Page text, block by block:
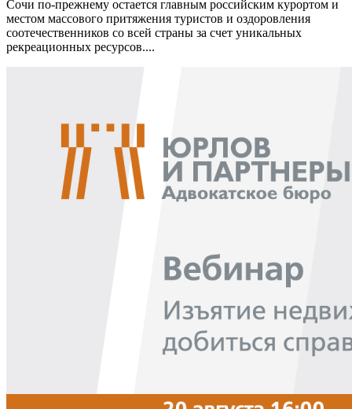
Сочи по-прежнему остается главным российским курортом и
местом массового притяжения туристов и оздоровления
соотечественников со всей страны за счет уникальных
рекреационных ресурсов....